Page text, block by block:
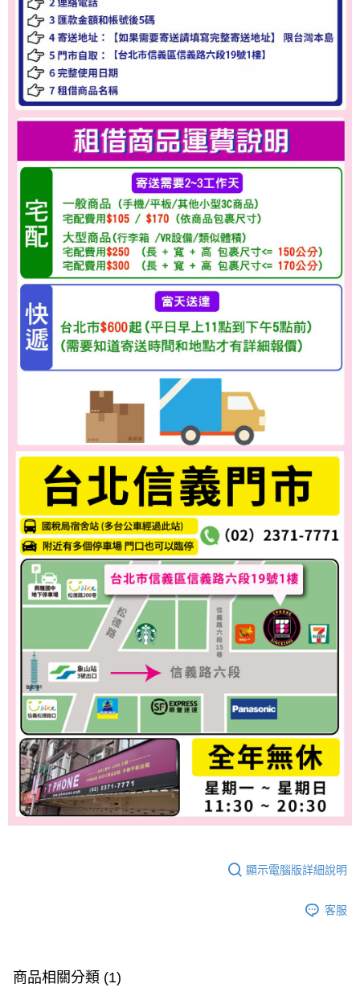
顯示電腦版詳細說明
客服
商品相關分類 (1)